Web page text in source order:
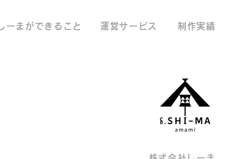
しーまができること 運営サービス 制作実績